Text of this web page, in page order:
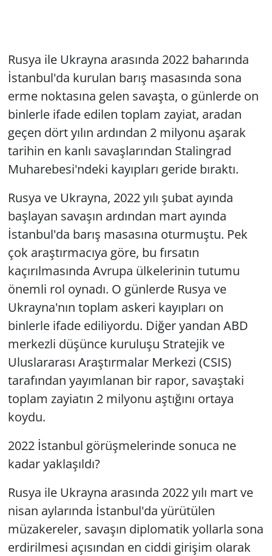
Rusya ile Ukrayna arasında 2022 baharında
İstanbul'da kurulan barış masasında sona
erme noktasına gelen savaşta, o günlerde on
binlerle ifade edilen toplam zayiat, aradan
geçen dört yılın ardından 2 milyonu aşarak
tarihin en kanlı savaşlarından Stalingrad
Muharebesi'ndeki kayıpları geride bıraktı.
Rusya ve Ukrayna, 2022 yılı şubat ayında
başlayan savaşın ardından mart ayında
İstanbul'da barış masasına oturmuştu. Pek
çok araştırmacıya göre, bu fırsatın
kaçırılmasında Avrupa ülkelerinin tutumu
önemli rol oynadı. O günlerde Rusya ve
Ukrayna'nın toplam askeri kayıpları on
binlerle ifade ediliyordu. Diğer yandan ABD
merkezli düşünce kuruluşu Stratejik ve
Uluslararası Araştırmalar Merkezi (CSIS)
tarafından yayımlanan bir rapor, savaştaki
toplam zayiatın 2 milyonu aştığını ortaya
koydu.
2022 İstanbul görüşmelerinde sonuca ne
kadar yaklaşıldı?
Rusya ile Ukrayna arasında 2022 yılı mart ve
nisan aylarında İstanbul'da yürütülen
müzakereler, savaşın diplomatik yollarla sona
erdirilmesi açısından en ciddi girişim olarak